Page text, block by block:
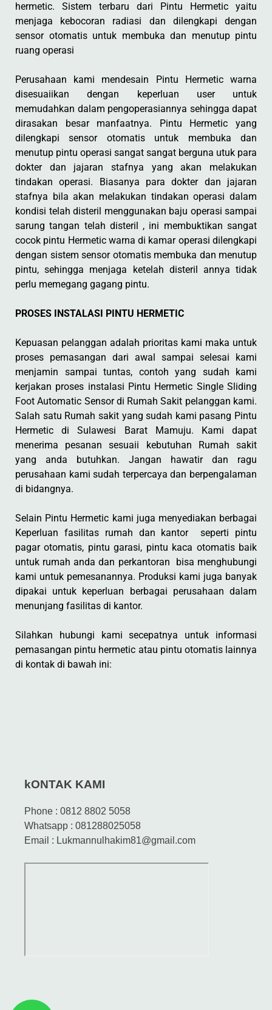
hermetic. Sistem terbaru dari Pintu Hermetic yaitu
menjaga kebocoran radiasi dan dilengkapi dengan
sensor otomatis untuk membuka dan menutup pintu
ruang operasi
Perusahaan kami mendesain Pintu Hermetic warna
disesuaiikan dengan keperluan user untuk
memudahkan dalam pengoperasiannya sehingga dapat
dirasakan besar manfaatnya. Pintu Hermetic yang
dilengkapi sensor otomatis untuk membuka dan
menutup pintu operasi sangat sangat berguna utuk para
dokter dan jajaran stafnya yang akan melakukan
tindakan operasi. Biasanya para dokter dan jajaran
stafnya bila akan melakukan tindakan operasi dalam
kondisi telah disteril menggunakan baju operasi sampai
sarung tangan telah disteril , ini membuktikan sangat
cocok pintu Hermetic warna di kamar operasi dilengkapi
dengan sistem sensor otomatis membuka dan menutup
pintu, sehingga menjaga ketelah disteril annya tidak
perlu memegang gagang pintu.
PROSES INSTALASI PINTU HERMETIC
Kepuasan pelanggan adalah prioritas kami maka untuk
proses pemasangan dari awal sampai selesai kami
menjamin sampai tuntas, contoh yang sudah kami
kerjakan proses instalasi Pintu Hermetic Single Sliding
Foot Automatic Sensor di Rumah Sakit pelanggan kami.
Salah satu Rumah sakit yang sudah kami pasang Pintu
Hermetic di Sulawesi Barat Mamuju. Kami dapat
menerima pesanan sesuaii kebutuhan Rumah sakit
yang anda butuhkan. Jangan hawatir dan ragu
perusahaan kami sudah terpercaya dan berpengalaman
di bidangnya.
Selain Pintu Hermetic kami juga menyediakan berbagai
Keperluan fasilitas rumah dan kantor seperti pintu
pagar otomatis, pintu garasi, pintu kaca otomatis baik
untuk rumah anda dan perkantoran bisa menghubungi
kami untuk pemesanannya. Produksi kami juga banyak
dipakai untuk keperluan berbagai perusahaan dalam
menunjang fasilitas di kantor.
Silahkan hubungi kami secepatnya untuk informasi
pemasangan pintu hermetic atau pintu otomatis lainnya
di kontak di bawah ini:
kONTAK KAMI
Phone : 0812 8802 5058
Whatsapp : 081288025058
Email : Lukmannulhakim81@gmail.com